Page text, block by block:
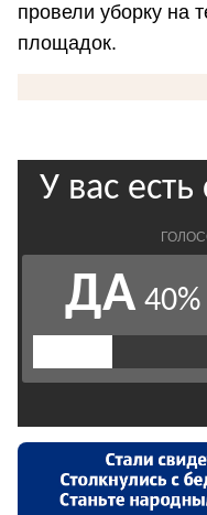
провели уборку на
площадок.